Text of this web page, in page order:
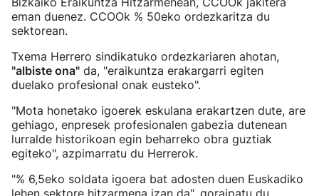
eman duenez. CCOOk % 50eko ordezkaritza du
sektorean.
Txema Herrero sindikatuko ordezkariaren ahotan,
"albiste ona" da, "eraikuntza erakargarri egiten
duelako profesional onak eusteko".
"Mota honetako igoerek eskulana erakartzen dute, are
gehiago, enpresek profesionalen gabezia dutenean
lurralde historikoan egin beharreko obra guztiak
egiteko", azpimarratu du Herrerok.
"% 6,5eko soldata igoera bat adosten duen Euskadiko
lehen sektore hitzarmena izan da", goraipatu du